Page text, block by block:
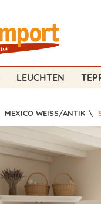
LEUCHTEN
MEXICO WEISS/ANTIK \